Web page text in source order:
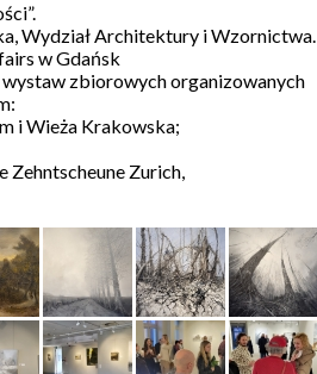
Wydział Architektury i Wzornictwa.
w Gdańsk
wystaw zbiorowych organizowanych
i Wieża Krakowska;
Zehntscheune Zurich,